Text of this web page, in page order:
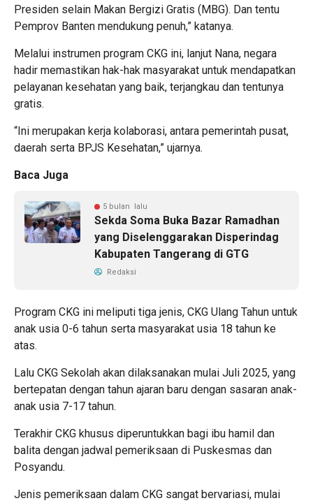
Presiden selain Makan Bergizi Gratis (MBG). Dan tentu
Pemprov Banten mendukung penuh,” katanya.
Melalui instrumen program CKG ini, lanjut Nana, negara
hadir memastikan hak-hak masyarakat untuk mendapatkan
pelayanan kesehatan yang baik, terjangkau dan tentunya
gratis.
“Ini merupakan kerja kolaborasi, antara pemerintah pusat,
daerah serta BPJS Kesehatan,” ujarnya.
Baca Juga
5 bulan lalu
Sekda Soma Buka Bazar Ramadhan
yang Diselenggarakan Disperindag
Kabupaten Tangerang di GTG
Redaksi
Program CKG ini meliputi tiga jenis, CKG Ulang Tahun untuk
anak usia 0-6 tahun serta masyarakat usia 18 tahun ke
atas.
Lalu CKG Sekolah akan dilaksanakan mulai Juli 2025, yang
bertepatan dengan tahun ajaran baru dengan sasaran anak-
anak usia 7-17 tahun.
Terakhir CKG khusus diperuntukkan bagi ibu hamil dan
balita dengan jadwal pemeriksaan di Puskesmas dan
Posyandu.
Jenis pemeriksaan dalam CKG sangat bervariasi, mulai